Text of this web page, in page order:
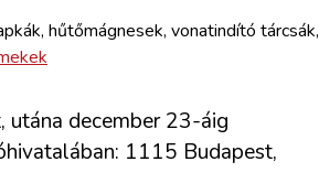
hűtőmágnesek, vonatindító tárcsák,
utána december 23-áig
1115 Budapest,